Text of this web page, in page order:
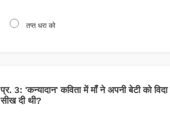
तप्त धरा को
प्र. 3: 'कन्यादान' कविता में माँ ने अपनी बेटी को
सीख दी थी?